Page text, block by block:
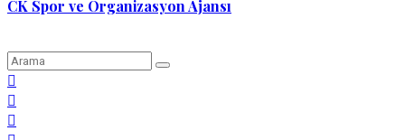
CK Spor ve Organizasyon Ajansı